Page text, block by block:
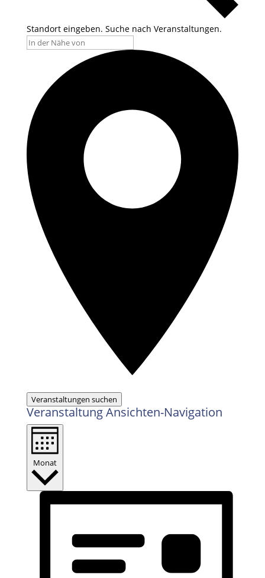
Standort eingeben. Suche nach Veranstaltungen.
Veranstaltungen suchen
Veranstaltung Ansichten-Navigation
Monat